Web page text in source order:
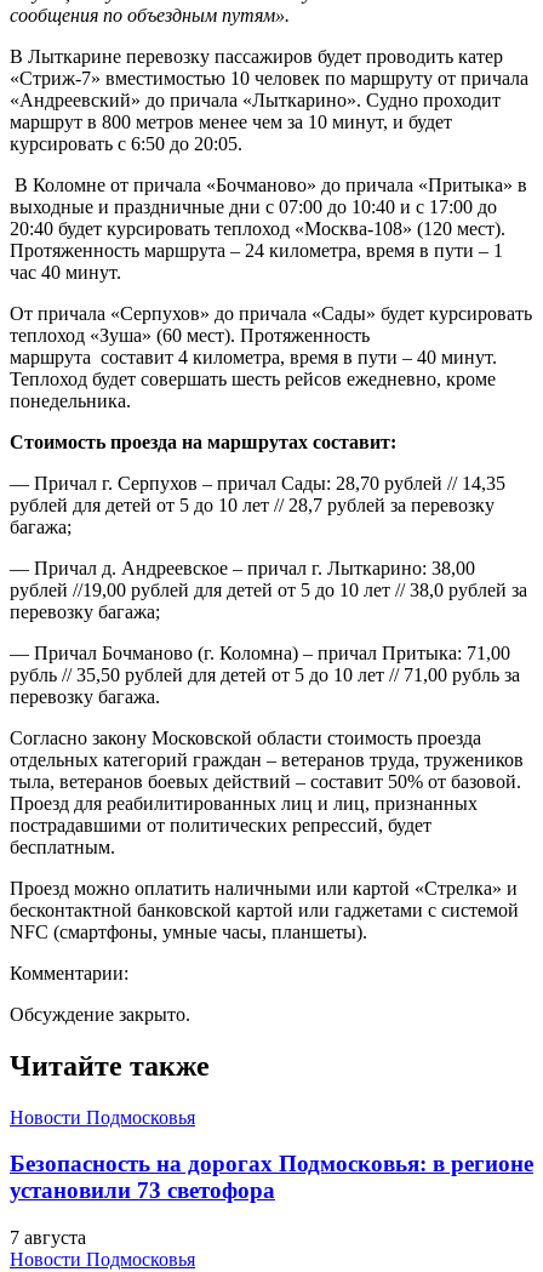
сообщения по объездным путям».
В Лыткарине перевозку пассажиров будет проводить катер
«Стриж-7» вместимостью 10 человек по маршруту от причала
«Андреевский» до причала «Лыткарино». Судно проходит
маршрут в 800 метров менее чем за 10 минут, и будет
курсировать с 6:50 до 20:05.
В Коломне от причала «Бочманово» до причала «Притыка» в
выходные и праздничные дни с 07:00 до 10:40 и с 17:00 до
20:40 будет курсировать теплоход «Москва-108» (120 мест).
Протяженность маршрута – 24 километра, время в пути – 1
час 40 минут.
От причала «Серпухов» до причала «Сады» будет курсировать
теплоход «Зуша» (60 мест). Протяженность
маршрута составит 4 километра, время в пути – 40 минут.
Теплоход будет совершать шесть рейсов ежедневно, кроме
понедельника.
Стоимость проезда на маршрутах составит:
— Причал г. Серпухов – причал Сады: 28,70 рублей // 14,35
рублей для детей от 5 до 10 лет // 28,7 рублей за перевозку
багажа;
— Причал д. Андреевское – причал г. Лыткарино: 38,00
рублей //19,00 рублей для детей от 5 до 10 лет // 38,0 рублей за
перевозку багажа;
— Причал Бочманово (г. Коломна) – причал Притыка: 71,00
рубль // 35,50 рублей для детей от 5 до 10 лет // 71,00 рубль за
перевозку багажа.
Согласно закону Московской области стоимость проезда
отдельных категорий граждан – ветеранов труда, тружеников
тыла, ветеранов боевых действий – составит 50% от базовой.
Проезд для реабилитированных лиц и лиц, признанных
пострадавшими от политических репрессий, будет
бесплатным.
Проезд можно оплатить наличными или картой «Стрелка» и
бесконтактной банковской картой или гаджетами с системой
NFC (смартфоны, умные часы, планшеты).
Комментарии:
Обсуждение закрыто.
Читайте также
Новости Подмосковья
Безопасность на дорогах Подмосковья: в регионе
установили 73 светофора
7 августа
Новости Подмосковья